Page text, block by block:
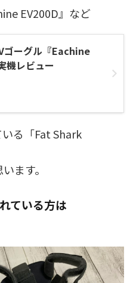
EV200D』など
ゴーグル『Eachine
機レビュー
る「Fat Shark
ます。
ている方は